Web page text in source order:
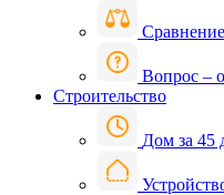
Вопрос –
Строительство
Дом за 45